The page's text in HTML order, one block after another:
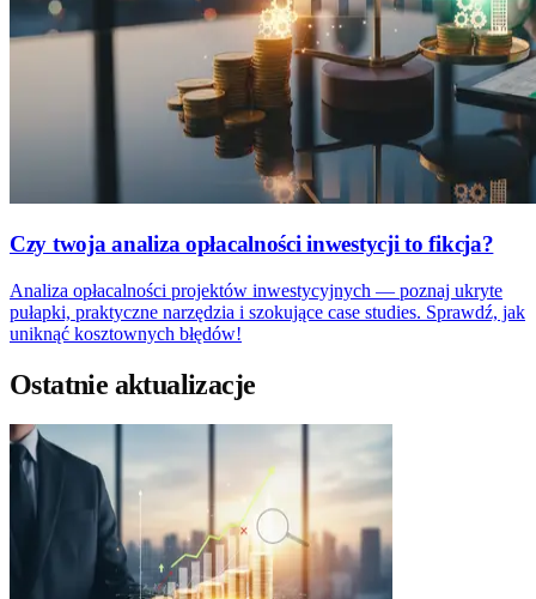
Czy twoja analiza opłacalności inwestycji to fikcja?
Analiza opłacalności projektów inwestycyjnych — poznaj ukryte
pułapki, praktyczne narzędzia i szokujące case studies. Sprawdź, jak
uniknąć kosztownych błędów!
Ostatnie aktualizacje